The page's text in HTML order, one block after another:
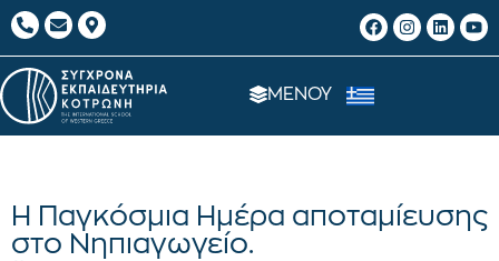
ΜΕΝΟΥ
Η Παγκόσμια Ημέρα αποταμίευσης
στο Νηπιαγωγείο.